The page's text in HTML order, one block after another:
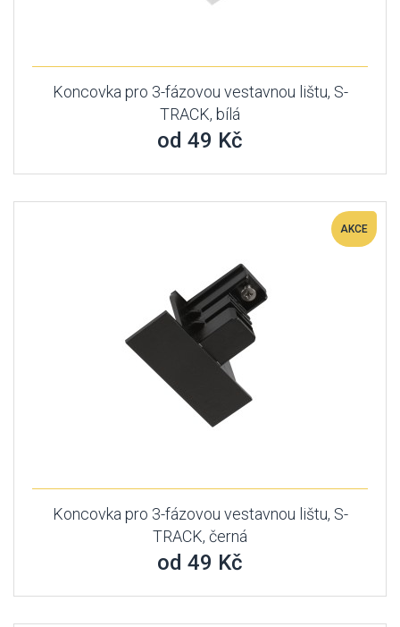
Koncovka pro 3-fázovou vestavnou lištu, S-
TRACK, bílá
od 49 Kč
AKCE
Koncovka pro 3-fázovou vestavnou lištu, S-
TRACK, černá
od 49 Kč